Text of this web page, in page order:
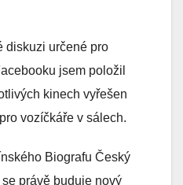
diskuzi určené pro
jsem položil
kinech vyřešen
vozíčkáře v sálech.
Biografu Český
právě buduje nový